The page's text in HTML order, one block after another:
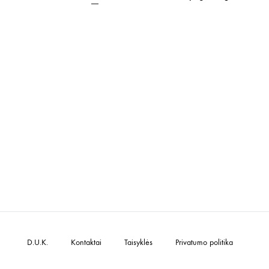
D.U.K. Kontaktai Taisyklės Privatumo politika